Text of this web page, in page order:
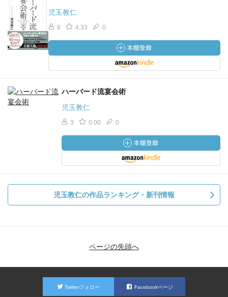
児玉教仁
8 4.33 0
ハーバード流宴会術
児玉教仁
3 0.00 0
児玉教仁の作品ランキング・新刊情報
ページの先頭へ
Twitterフォロー Facebookページ